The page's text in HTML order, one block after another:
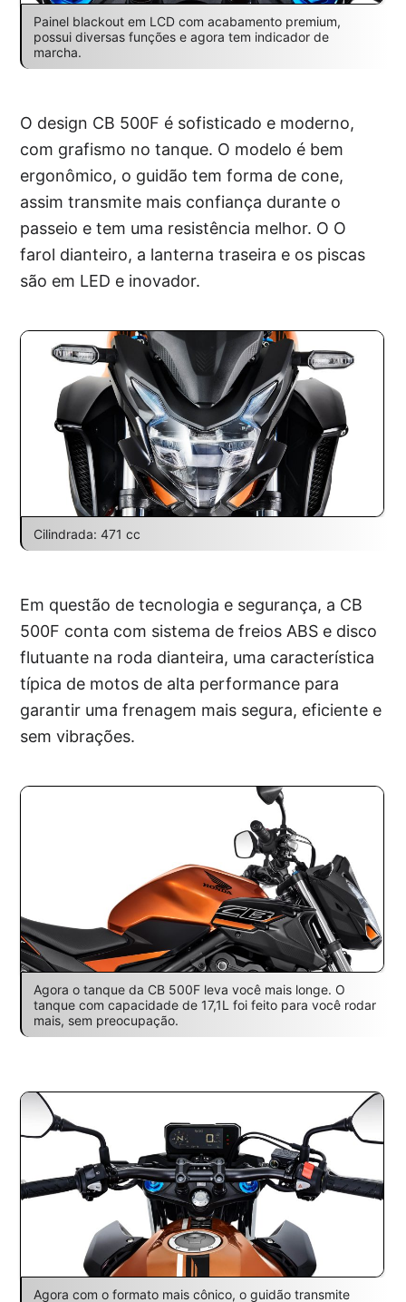
Painel blackout em LCD com acabamento premium,
possui diversas funções e agora tem indicador de
marcha.
O design CB 500F é sofisticado e moderno,
com grafismo no tanque. O modelo é bem
ergonômico, o guidão tem forma de cone,
assim transmite mais confiança durante o
passeio e tem uma resistência melhor. O O
farol dianteiro, a lanterna traseira e os piscas
são em LED e inovador.
Cilindrada: 471 cc
Em questão de tecnologia e segurança, a CB
500F conta com sistema de freios ABS e disco
flutuante na roda dianteira, uma característica
típica de motos de alta performance para
garantir uma frenagem mais segura, eficiente e
sem vibrações.
Agora o tanque da CB 500F leva você mais longe. O
tanque com capacidade de 17,1L foi feito para você rodar
mais, sem preocupação.
Agora com o formato mais cônico, o guidão transmite